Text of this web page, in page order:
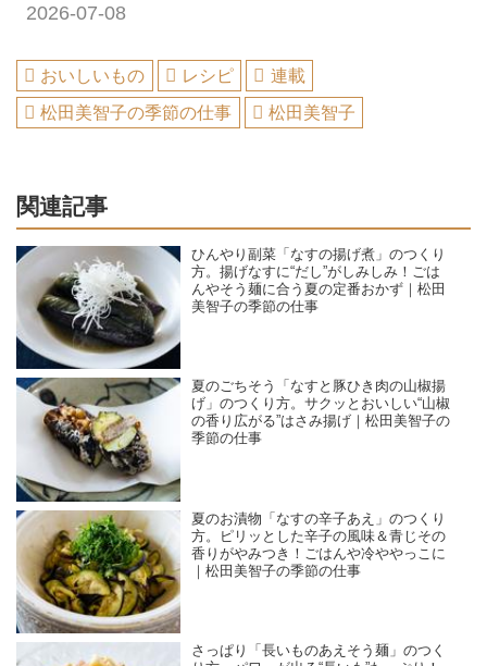
2026-07-08
おいしいもの レシピ
連載
松田美智子の季節の仕事
松田美智子
関連記事
ひんやり副菜「なすの揚げ煮」のつくり
方。揚げなすに“だし”がしみしみ！ごは
んやそう麺に合う夏の定番おかず｜松田
美智子の季節の仕事
夏のごちそう「なすと豚ひき肉の山椒揚
げ」のつくり方。サクッとおいしい“山椒
の香り広がる”はさみ揚げ｜松田美智子の
季節の仕事
夏のお漬物「なすの辛子あえ」のつくり
方。ピリッとした辛子の風味＆青じその
香りがやみつき！ごはんや冷ややっこに
｜松田美智子の季節の仕事
さっぱり「長いものあえそう麺」のつく